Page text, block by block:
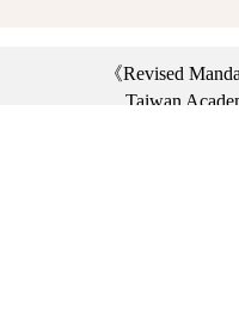
《Revised
Taiwan